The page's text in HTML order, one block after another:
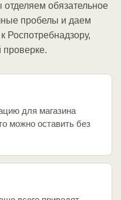
обязательное
пробелы и даем
Роспотребнадзору,
для магазина
можно оставить без